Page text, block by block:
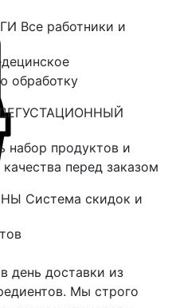
Все работники и
обработку
набор продуктов и
перед заказом
Система скидок и
день доставки из
Мы строго